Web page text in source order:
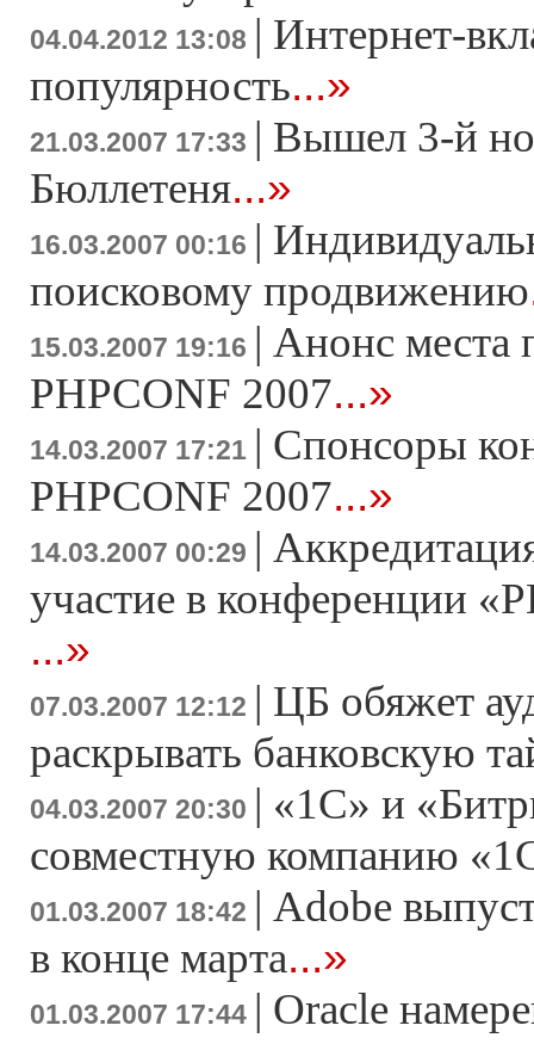
04.04.2012 13:08 | Интернет-
популярность...»
21.03.2007 17:33 | Вышел 3-й
Бюллетеня...»
16.03.2007 00:16 |
поисковому продвижению
15.03.2007 19:16 | Анонс места
PHPCONF 2007...»
14.03.2007 17:21 | Спонсоры
PHPCONF 2007...»
14.03.2007 00:29 |
участие в конференции
...»
07.03.2007 12:12 | ЦБ обяжет
раскрывать банковскую
04.03.2007 20:30 | «1С» и
совместную компанию
01.03.2007 18:42 | Adobe
в конце марта...»
01.03.2007 17:44 | Oracle